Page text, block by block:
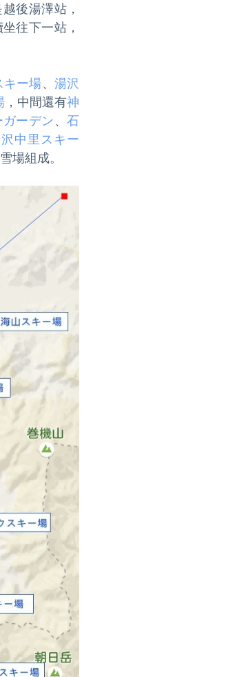
後湯澤站，
往下一站，
キー場、 湯沢
，中間還有神
ガーデン、石
中里スキー
場組成。